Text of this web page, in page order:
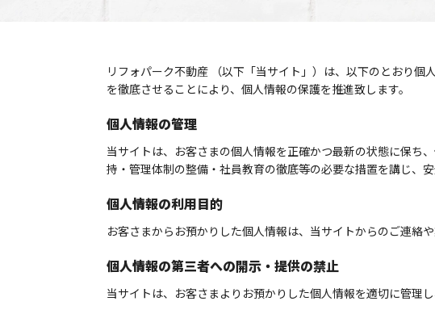
リフォパーク不動産 （以下「当サイト」）は、以下のとおり
を徹底させることにより、個人情報の保護を推進致します。
個人情報の管理
当サイトは、お客さまの個人情報を正確かつ最新の状態に保ち
持・管理体制の整備・社員教育の徹底等の必要な措置を講じ、
個人情報の利用目的
お客さまからお預かりした個人情報は、当サイトからのご連絡
個人情報の第三者への開示・提供の禁止
当サイトは、お客さまよりお預かりした個人情報を適切に管理